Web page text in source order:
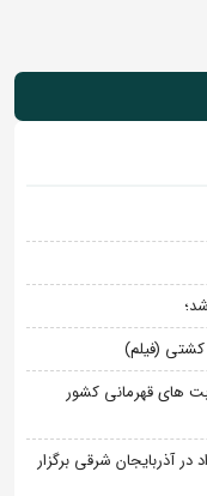
(فیلم)
های قهرمانی کشور
ملی کشتی ساحلی نوجوانان از 17 مرداد در آذربایجان شرقی برگزار